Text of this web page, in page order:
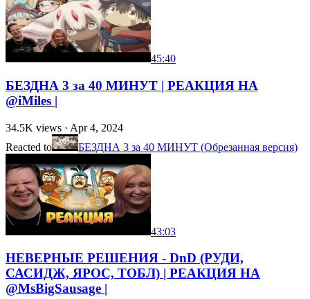
45:40
БЕЗДНА 3 за 40 МИНУТ | РЕАКЦИЯ НА
@iMiles |
34.5K views · Apr 4, 2024
Reacted to
БЕЗДНА 3 за 40 МИНУТ (Обрезанная версия)
43:03
НЕВЕРНЫЕ РЕШЕНИЯ - DnD (РУДИ,
САСИДЖ, ЯРОС, ТОБЛ) | РЕАКЦИЯ НА
@MsBigSausage |